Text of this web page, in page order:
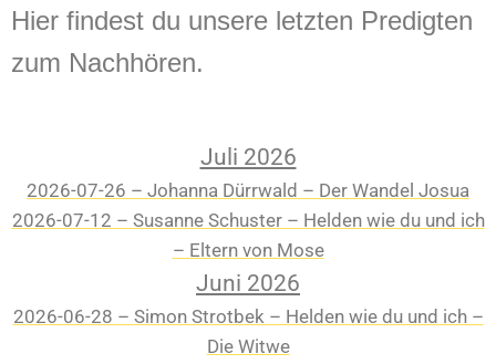
Hier findest du unsere letzten Predigten
zum Nachhören.
Juli 2026
2026-07-26 – Johanna Dürrwald – Der Wandel Josua
2026-07-12 – Susanne Schuster – Helden wie du und ich
– Eltern von Mose
Juni 2026
2026-06-28 – Simon Strotbek – Helden wie du und ich –
Die Witwe